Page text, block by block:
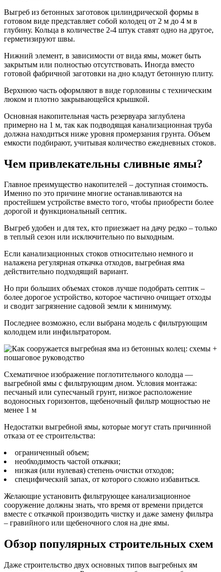
Выгреб из бетонных заготовок цилиндрической формы в
готовом виде представляет собой колодец от 2 м до 4 м в
глубину. Кольца в количестве 2-4 штук ставят одно на другое,
герметизируют швы.
Нижний элемент, в зависимости от вида ямы, может быть
закрытым или полностью отсутствовать. Иногда вместо
готовой фабричной заготовки на дно кладут бетонную плиту.
Верхнюю часть оформляют в виде горловины с техническим
люком и плотно закрывающейся крышкой.
Основная накопительная часть резервуара заглублена
примерно на 1 м, так как подводящая канализационная труба
должна находиться ниже уровня промерзания грунта. Объем
емкости подбирают, учитывая количество ежедневных стоков.
Чем привлекательны сливные ямы?
Главное преимущество накопителей – доступная стоимость.
Именно по это причине многие останавливаются на
простейшем устройстве вместо того, чтобы приобрести более
дорогой и функциональный септик.
Выгреб удобен и для тех, кто приезжает на дачу редко – только
в теплый сезон или исключительно по выходным.
Если канализационных стоков относительно немного и
налажена регулярная откачка отходов, выгребная яма
действительно подходящий вариант.
Но при больших объемах стоков лучше подобрать септик –
более дорогое устройство, которое частично очищает отходы
и сводит загрязнение садовой земли к минимуму.
Последнее возможно, если выбрана модель с фильтрующим
колодцем или инфильтратором.
Схематичное изображение поглотительного колодца —
выгребной ямы с фильтрующим дном. Условия монтажа:
песчаный или супесчаный грунт, низкое расположение
водоносных горизонтов, щебеночный фильтр мощностью не
менее 1 м
Недостатки выгребной ямы, которые могут стать причинной
отказа от ее строительства:
ограниченный объем;
необходимость частой откачки;
низкая (или нулевая) степень очистки отходов;
специфический запах, от которого сложно избавиться.
Желающие установить фильтрующее канализационное
сооружение должны знать, что время от времени придется
вместе с откачкой производить чистку и даже замену фильтра
– гравийного или щебеночного слоя на дне ямы.
Обзор популярных строительных схем
Даже строительство двух основных типов выгребных ям